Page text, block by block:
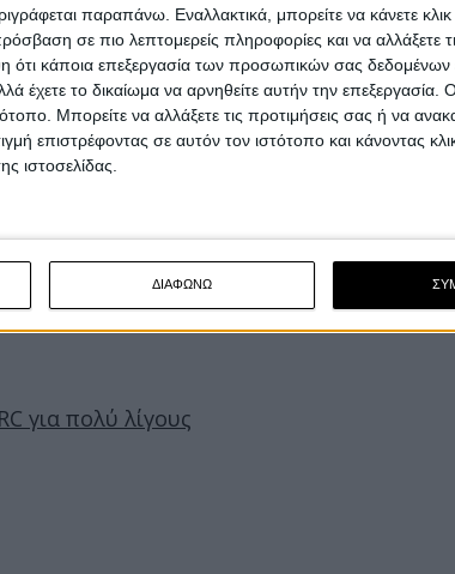
παραπάνω. Εναλλακτικά, μπορείτε να κάνετε κλικ
σε πιο λεπτομερείς πληροφορίες και να αλλάξετε
ότι κάποια επεξεργασία των προσωπικών σας δεδομένων
έχετε το δικαίωμα να αρνηθείτε αυτήν την επεξεργασία.
Μπορείτε να αλλάξετε τις προτιμήσεις σας ή να
επιστρέφοντας σε αυτόν τον ιστότοπο και κάνοντας
ιστοσελίδας.
ΔΙΑΦΩΝΩ
για πολύ λίγους